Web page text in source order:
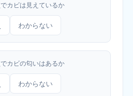
カビは見えているか
わからない
カビの匂いはあるか
わからない